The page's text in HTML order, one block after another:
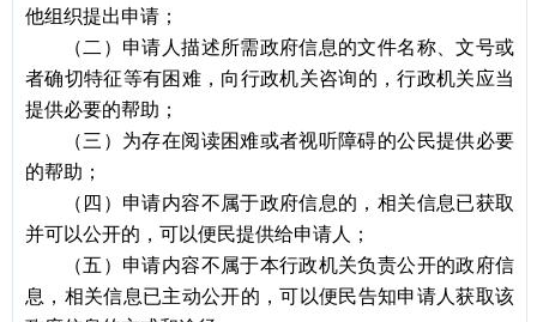
他组织提出申请；
（二）申请人描述所需政府信息的文件名称、文号或
者确切特征等有困难，向行政机关咨询的，行政机关应当
提供必要的帮助；
（三）为存在阅读困难或者视听障碍的公民提供必要
的帮助；
（四）申请内容不属于政府信息的，相关信息已获取
并可以公开的，可以便民提供给申请人；
（五）申请内容不属于本行政机关负责公开的政府信
息，相关信息已主动公开的，可以便民告知申请人获取该